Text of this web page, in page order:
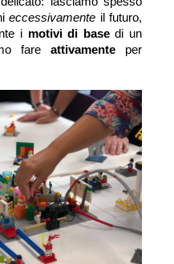
eccessivamente il futuro,
i motivi di base di un
fare attivamente per